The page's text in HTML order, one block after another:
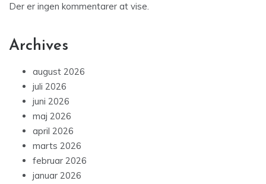
Der er ingen kommentarer at vise.
Archives
august 2026
juli 2026
juni 2026
maj 2026
april 2026
marts 2026
februar 2026
januar 2026